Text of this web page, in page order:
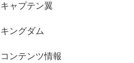
キャプテン翼
キングダム
コンテンツ情報